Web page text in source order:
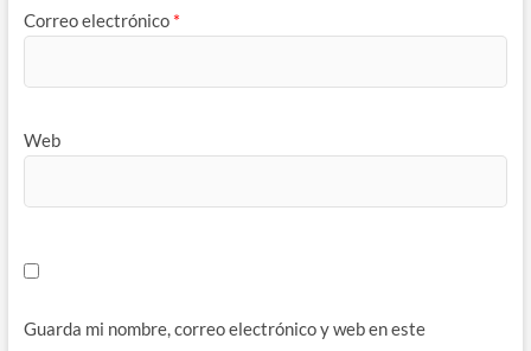
Correo electrónico *
Web
Guarda mi nombre, correo electrónico y web en este